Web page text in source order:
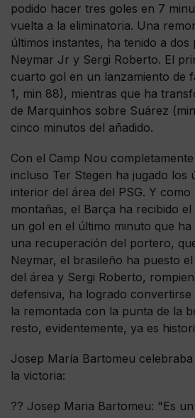
podido hacer tres goles en 7
vuelta a la eliminatoria. Una
últimos instantes, ha tenido a dos
Neymar Jr y Sergi Roberto. El
cuarto gol en un lanzamiento de
1, min 88), mientras que ha
de Marquinhos sobre Suárez
cinco minutos del añadido.
Con el Camp Nou
incluso Ter Stegen ha jugado los
interior del área del PSG. Y como
montañas, el Barça ha recibido
un gol en el último minuto que ha
una recuperación del portero,
Neymar, el brasileño ha puesto
del área y Sergi Roberto,
defensiva, ha logrado
la remontada con la punta de la
resto, evidentemente, ya es
Josep María Bartomeu
la victoria:
?? Josep Maria Bartomeu: "Es